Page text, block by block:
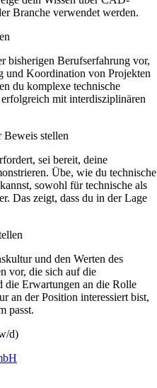
Branche verwendet werden.
bisherigen Berufserfahrung vor,
und Koordination von Projekten
du komplexe technische
mit interdisziplinären
stellen
sei bereit, deine
Übe, wie du technische
sowohl für technische als
Das zeigt, dass du in der Lage
und den Werten des
vor, die sich auf die
die Erwartungen an die Rolle
an der Position interessiert bist,
passt.
d)